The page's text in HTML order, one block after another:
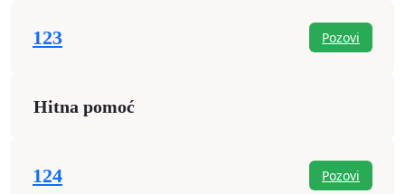
123 Pozovi
Hitna pomoć
124 Pozovi